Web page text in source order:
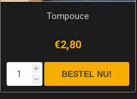
Tompouce
€2,80
i
h